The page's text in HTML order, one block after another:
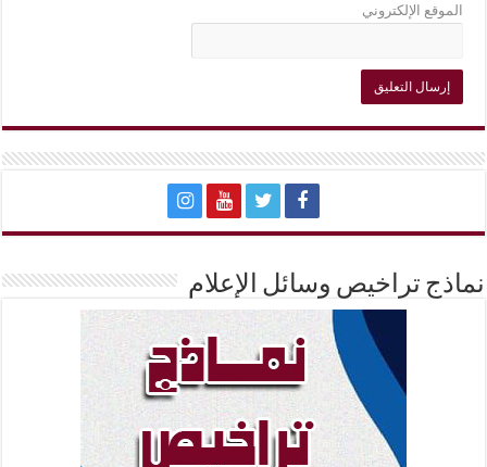
الموقع الإلكتروني
نماذج تراخيص وسائل الإعلام